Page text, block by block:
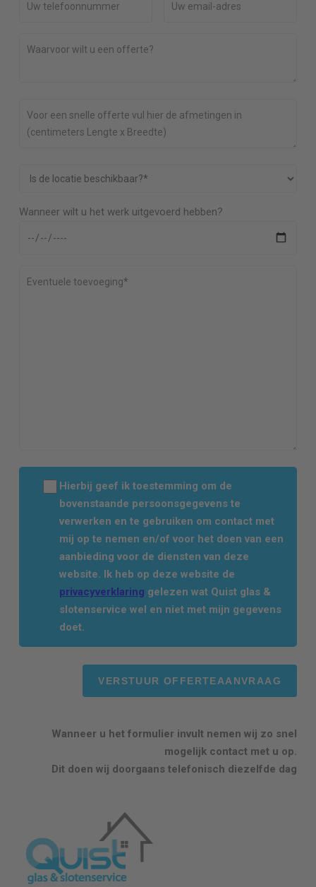
Wanneer wilt u het werk uitgevoerd hebben?
Hierbij geef ik toestemming om de
bovenstaande persoonsgegevens te
verwerken en te gebruiken om contact met
mij op te nemen en/of voor het doen van een
aanbieding voor de diensten van deze
website. Ik heb op deze website de
privacyverklaring gelezen wat Quist glas &
slotenservice wel en niet met mijn gegevens
doet.
Wanneer u het formulier invult nemen wij zo snel
mogelijk contact met u op.
Dit doen wij doorgaans telefonisch diezelfde dag